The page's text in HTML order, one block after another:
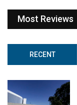
Most Reviews
RECENT